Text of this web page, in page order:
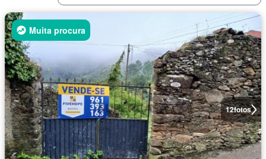
12fotos
Muita procura